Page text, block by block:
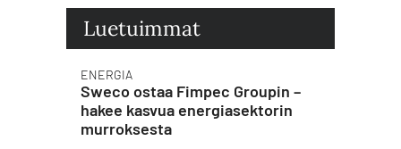
Luetuimmat
ENERGIA
Sweco ostaa Fimpec Groupin –
hakee kasvua energiasektorin
murroksesta